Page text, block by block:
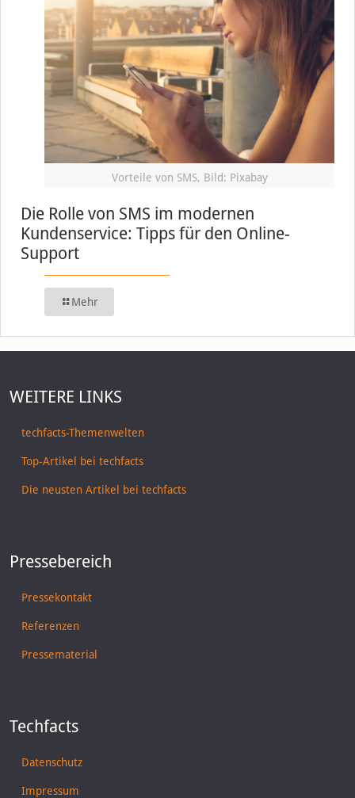
Vorteile von SMS, Bild: Pixabay
Die Rolle von SMS im modernen
Kundenservice: Tipps für den Online-
Support
Mehr
WEITERE LINKS
techfacts-Themenwelten
Top-Artikel bei techfacts
Die neusten Artikel bei techfacts
Pressebereich
Pressekontakt
Referenzen
Pressematerial
Techfacts
Datenschutz
Impressum